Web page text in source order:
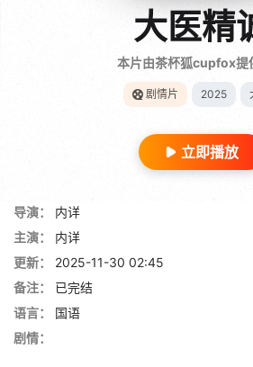
大医精
本片由茶杯狐cupfox提
剧情片 2025
立即播放
导演：
内详
主演：
内详
更新：
2025-11-30 02:45
备注：
已完结
语言：
国语
剧情：